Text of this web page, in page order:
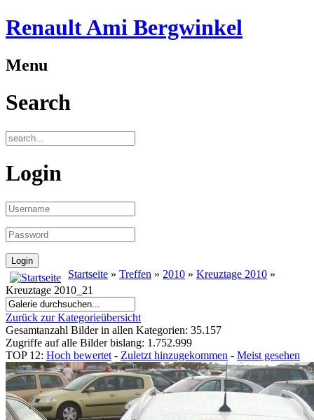
Renault Ami Bergwinkel
Menu
Search
Login
Startseite » Treffen » 2010 » Kreuztage 2010 »
Kreuztage 2010_21
Zurück zur Kategorieübersicht
Gesamtanzahl Bilder in allen Kategorien: 35.157
Zugriffe auf alle Bilder bislang: 1.752.999
TOP 12: Hoch bewertet - Zuletzt hinzugekommen - Meist gesehen